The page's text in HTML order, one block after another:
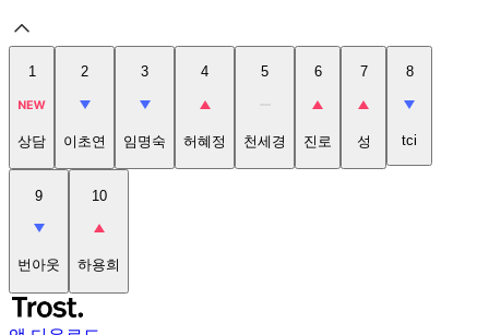
1
상담
2
이초연
3
임명숙
4
허혜정
5
천세경
6
진로
7
성
8
tci
9
번아웃
10
하용희